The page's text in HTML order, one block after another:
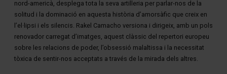
nord-americà, desplega tota la seva artilleria per parlar-nos de la
solitud i la dominació en aquesta història d’amorsàfic que creix en
l’el·lipsi i els silencis. Rakel Camacho versiona i dirigeix, amb un pols
renovador carregat d’imatges, aquest clàssic del repertori europeu
sobre les relacions de poder, l’obsessió malaltissa i la necessitat
tòxica de sentir-nos acceptats a través de la mirada dels altres.